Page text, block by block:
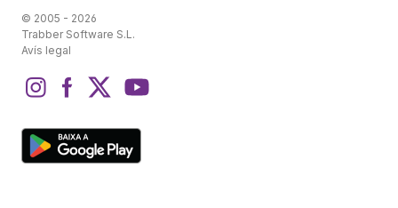
© 2005 - 2026
Trabber Software S.L.
Avís legal